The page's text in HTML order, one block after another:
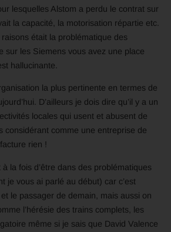
lesquelles Alstom a perdu le contrat sur
la capacité, la motorisation répartie etc.
était la problématique des
sur les Siemens vous avez une place
hallucinante.
la plus pertinente en termes de
D’ailleurs je dois dire qu’il y a un
locales qui usent et abusent de
considérant comme une entreprise de
rien !
la fois d’être dans des problématiques
je vous ai parlé au début) car c’est
le passager de demain, mais aussi on
l’hérésie des trains complets, les
même si je sais que David Valence